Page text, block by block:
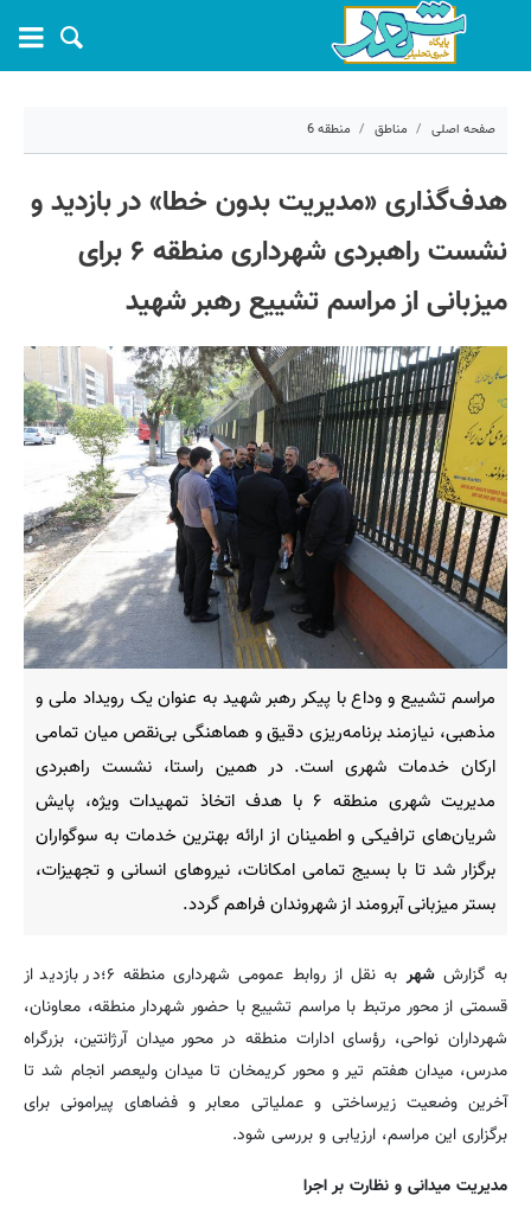
صفحه اصلی مناطق منطقه 6
82234
هدف‌گذاری «مدیریت بدون خطا» در بازدید و
نشست راهبردی شهرداری منطقه ۶ برای
میزبانی از مراسم تشییع رهبر شهید
مراسم تشییع و وداع با پیکر رهبر شهید به عنوان یک رویداد ملی و
مذهبی، نیازمند برنامه‌ریزی دقیق و هماهنگی بی‌نقص میان تمامی
ارکان خدمات شهری است. در همین راستا، نشست راهبردی
مدیریت شهری منطقه ۶ با هدف اتخاذ تمهیدات ویژه، پایش
شریان‌های ترافیکی و اطمینان از ارائه بهترین خدمات به سوگواران
برگزار شد تا با بسیج تمامی امکانات، نیروهای انسانی و تجهیزات،
بستر میزبانی آبرومند از شهروندان فراهم گردد.
به گزارششهر
به نقل از روابط عمومی شهرداری منطقه ۶؛در بازدید از
قسمتی از محور مرتبط با مراسم تشییع با حضور شهردار منطقه، معاونان،
شهرداران نواحی، رؤسای ادارات منطقه در محور میدان آرژانتین، بزرگراه
مدرس، میدان هفتم تیر و محور کریمخان تا میدان ولیعصر انجام شد تا
آخرین وضعیت زیرساختی و عملیاتی معابر و فضاهای پیرامونی برای
برگزاری این مراسم، ارزیابی و بررسی شود.
مدیریت میدانی و نظارت بر اجرا